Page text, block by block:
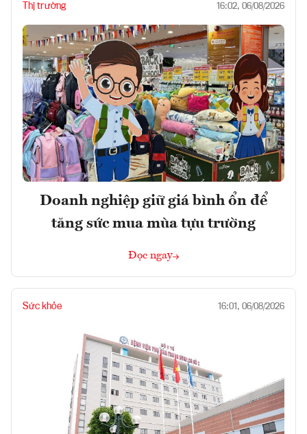
Thị trường 16:02, 06/08/2026
Doanh nghiệp giữ giá bình ổn để
tăng sức mua mùa tựu trường
Đọc ngay
Sức khỏe 16:01, 06/08/2026